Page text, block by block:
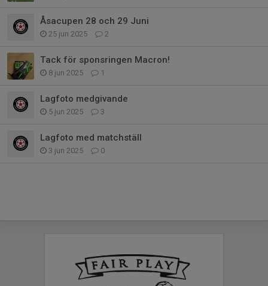
Åsacupen 28 och 29 Juni
25 jun 2025 2
Tack för sponsringen Macron!
8 jun 2025 1
Lagfoto medgivande
5 jun 2025 3
Lagfoto med matchställ
3 jun 2025 0